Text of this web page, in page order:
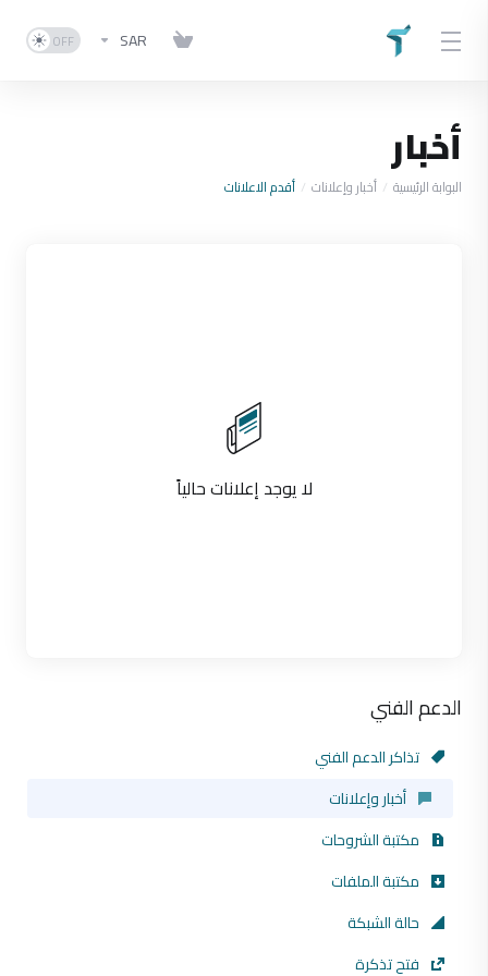
SAR
أخبار
البوابة الرئيسية أخبار وإعلانات أقدم الاعلانات
الدعم الفني
تذاكر الدعم الفني
أخبار وإعلانات
مكتبة الشروحات
مكتبة الملفات
حالة الشبكة
فتح تذكرة
لا يوجد إعلانات حالياً